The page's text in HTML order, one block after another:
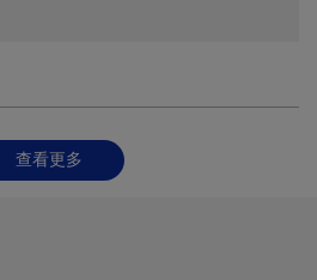
查看更多